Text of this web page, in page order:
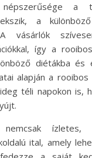
a
a
vásárlók
így a
diétákba és
alapján a
téli napokon is,
ízletes,
ital, amely